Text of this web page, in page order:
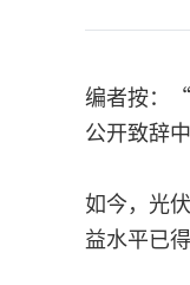
编者按：
公开致辞
如今，光
益水平已